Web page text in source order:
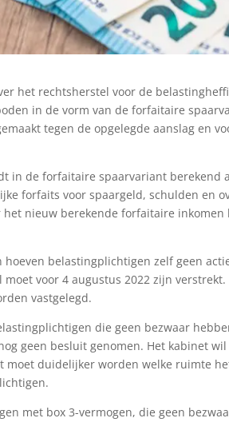
het rechtsherstel voor de
in de vorm van de forfaitaire
tegen de opgelegde aanslag en
in de forfaitaire spaarvariant berekend
forfaits voor spaargeld, schulden en
nieuw berekende forfaitaire
hoeven belastingplichtigen zelf geen
voor 4 augustus 2022 zijn
vastgelegd.
die geen bezwaar
geen besluit genomen. Het kabinet
moet duidelijker worden welke ruimte
met box 3-vermogen, die geen